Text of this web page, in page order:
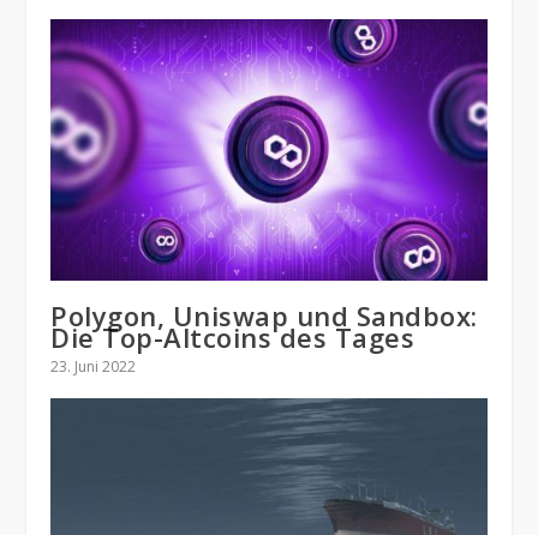
Polygon, Uniswap und Sandbox:
Die Top-Altcoins des Tages
23. Juni 2022